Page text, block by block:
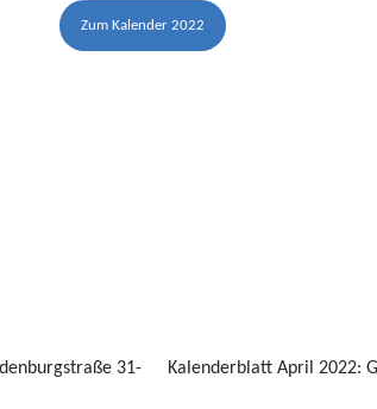
Zum Kalender 2022
31-
Kalenderblatt April 2022: